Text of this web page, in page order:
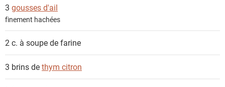
3 gousses d'ail
finement hachées
2 c. à soupe defarine
3 brins dethym citron